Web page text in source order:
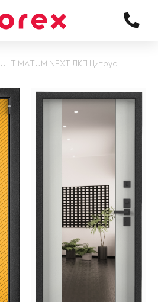
ULTIMATUM NEXT ЛКП Цитрус